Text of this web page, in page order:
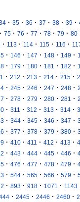
· 35 · 36 · 37 · 38 · 39 ·
· 75 · 76 · 77 · 78 · 79 · 80
· 113 · 114 · 115 · 116 ·
· 146 · 147 · 148 · 149 ·
· 179 · 180 · 181 · 182 ·
· 212 · 213 · 214 · 215 ·
· 245 · 246 · 247 · 248 ·
· 278 · 279 · 280 · 281 ·
· 311 · 312 · 313 · 314 ·
· 344 · 345 · 346 · 347 ·
· 377 · 378 · 379 · 380 ·
· 410 · 411 · 412 · 413 ·
· 443 · 444 · 445 · 446 ·
· 476 · 477 · 478 · 479 ·
· 544 · 565 · 566 · 579 ·
· 893 · 918 · 1071 · 1143
· 2445 · 2446 · 2460 ·